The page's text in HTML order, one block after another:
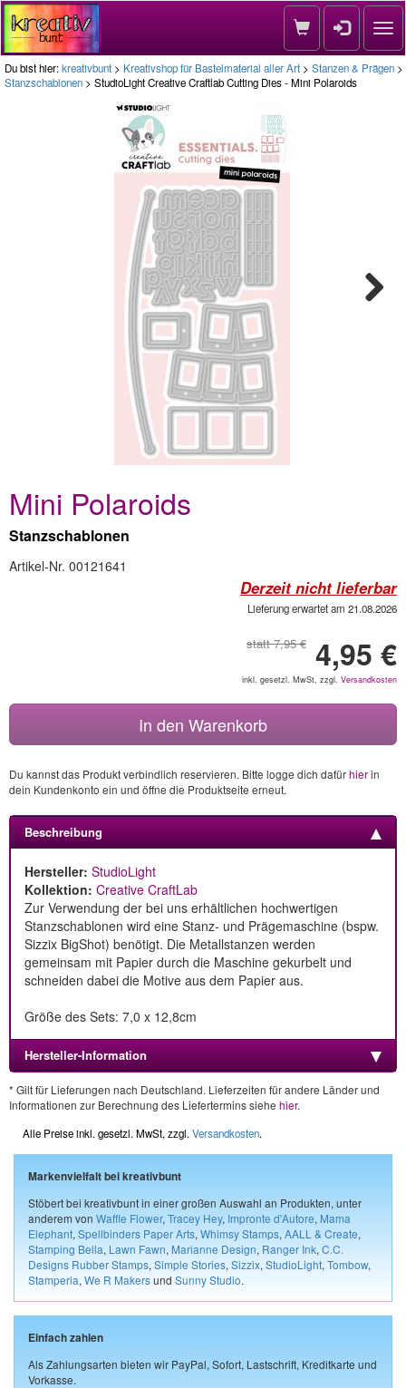
Du bist hier:kreativbunt > Kreativshop für Bastelmaterial aller Art > Stanzen & Prägen >
Stanzschablonen > StudioLight Creative Craftlab Cutting Dies - Mini Polaroids
Mini Polaroids
Stanzschablonen
Artikel-Nr. 00121641
Derzeit nicht lieferbar
Lieferung erwartet am 21.08.2026
4,95 €
statt 7,95 €
inkl. gesetzl. MwSt, zzgl. Versandkosten
In den Warenkorb
Du kannst das Produkt verbindlich reservieren. Bitte logge dich dafürhierin
dein Kundenkonto ein und öffne die Produktseite erneut.
Beschreibung
Hersteller: StudioLight
Kollektion: Creative CraftLab
Zur Verwendung der bei uns erhältlichen hochwertigen
Stanzschablonen wird eine Stanz- und Prägemaschine (bspw.
Sizzix BigShot) benötigt. Die Metallstanzen werden
gemeinsam mit Papier durch die Maschine gekurbelt und
schneiden dabei die Motive aus dem Papier aus.
Größe des Sets: 7,0 x 12,8cm
Hersteller-Information
* Gilt für Lieferungen nach Deutschland. Lieferzeiten für andere Länder und
Informationen zur Berechnung des Liefertermins siehe hier.
Alle Preise inkl. gesetzl. MwSt, zzgl. Versandkosten.
Markenvielfalt bei kreativbunt
Stöbert bei kreativbunt in einer großen Auswahl an Produkten, unter
anderem von Waffle Flower, Tracey Hey, Impronte d'Autore, Mama
Elephant, Spellbinders Paper Arts, Whimsy Stamps, AALL & Create,
Stamping Bella, Lawn Fawn, Marianne Design, Ranger Ink, C.C.
Designs Rubber Stamps, Simple Stories, Sizzix, StudioLight, Tombow,
Stamperia, We R Makersund Sunny Studio.
Einfach zahlen
Als Zahlungsarten bieten wir PayPal, Sofort, Lastschrift, Kreditkarte und
Vorkasse.